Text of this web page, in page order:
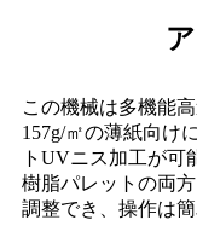
この機械は多機能
157g/㎡の薄紙向け
トUVニス加工が可
樹脂パレットの両
調整でき、操作は簡